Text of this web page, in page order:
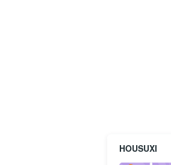
HOUSUXI